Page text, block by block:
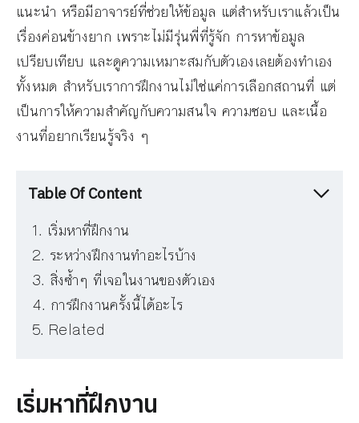
แนะนำ หรือมีอาจารย์ที่ช่วยให้ข้อมูล แต่สำหรับเราแล้วเป็น
เรื่องค่อนข้างยาก เพราะไม่มีรุ่นพี่ที่รู้จัก การหาข้อมูล
เปรียบเทียบ และดูความเหมาะสมกับตัวเองเลยต้องทำเอง
ทั้งหมด สำหรับเราการฝึกงานไม่ใช่แค่การเลือกสถานที่ แต่
เป็นการให้ความสำคัญกับความสนใจ ความชอบ และเนื้อ
งานที่อยากเรียนรู้จริง ๆ
Table Of Content
เริ่มหาที่ฝึกงาน
ระหว่างฝึกงานทำอะไรบ้าง
สิ่งซ้ำๆ ที่เจอในงานของตัวเอง
การฝึกงานครั้งนี้ได้อะไร
Related
เริ่มหาที่ฝึกงาน